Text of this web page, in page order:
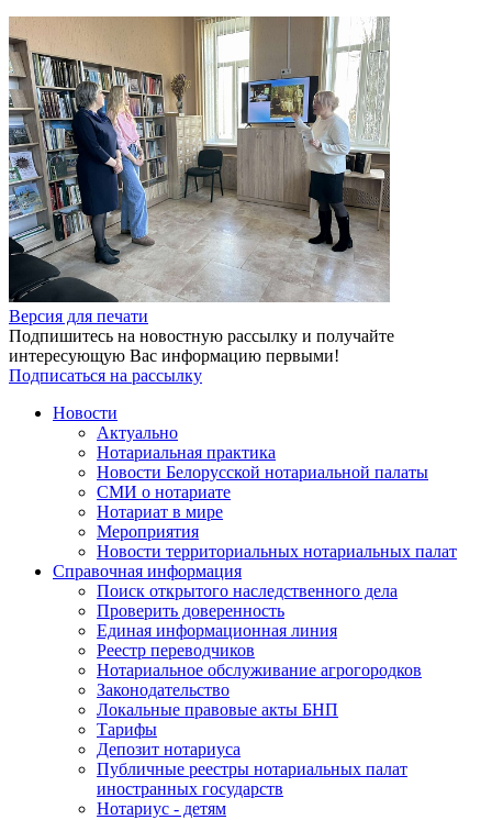
Версия для печати
Подпишитесь на новостную рассылку и получайте
интересующую Вас информацию первыми!
Подписаться на рассылку
Новости
Актуально
Нотариальная практика
Новости Белорусской нотариальной палаты
СМИ о нотариате
Нотариат в мире
Мероприятия
Новости территориальных нотариальных палат
Справочная информация
Поиск открытого наследственного дела
Проверить доверенность
Единая информационная линия
Реестр переводчиков
Нотариальное обслуживание агрогородков
Законодательство
Локальные правовые акты БНП
Тарифы
Депозит нотариуса
Публичные реестры нотариальных палат
иностранных государств
Нотариус - детям